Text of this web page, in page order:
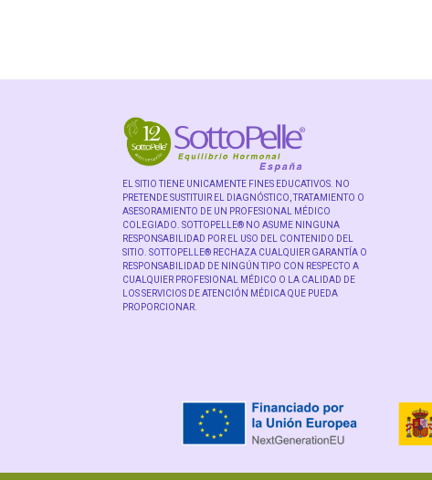
EL SITIO TIENE UNICAMENTE FINES EDUCATIVOS. NO
PRETENDE SUSTITUIR EL DIAGNÓSTICO, TRATAMIENTO O
ASESORAMIENTO DE UN PROFESIONAL MÉDICO
COLEGIADO. SOTTOPELLE® NO ASUME NINGUNA
RESPONSABILIDAD POR EL USO DEL CONTENIDO DEL
SITIO. SOTTOPELLE® RECHAZA CUALQUIER GARANTÍA O
RESPONSABILIDAD DE NINGÚN TIPO CON RESPECTO A
CUALQUIER PROFESIONAL MÉDICO O LA CALIDAD DE
LOS SERVICIOS DE ATENCIÓN MÉDICA QUE PUEDA
PROPORCIONAR.